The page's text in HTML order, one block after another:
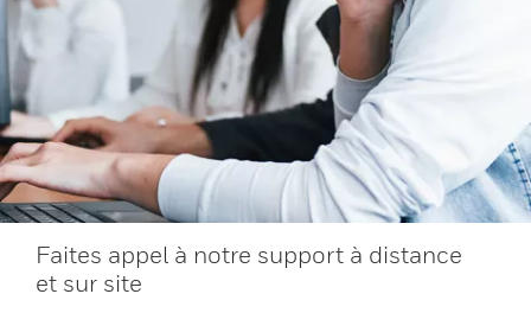
Faites appel à notre support à distance
et sur site